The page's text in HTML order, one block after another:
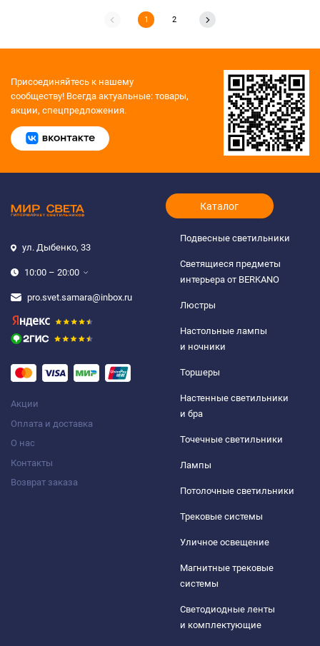
1 2
Присоединяйтесь к нашему
сообществу! Всегда актуальные: товары,
акции, спецпредложения.
ул. Дыбенко, 33
10:00 – 20:00
pro.svet.samara@inbox.ru
Акции
Оплата и доставка
О нас
Контакты
Возврат заказа
Каталог
Подвесные светильники
Светящиеся предметы
интерьера от BERKANO
Люстры
Настольные лампы
и ночники
Торшеры
Настенные светильники
и бра
Точечные светильники
Лампы
Потолочные светильники
Трековые системы
Уличное освещение
Магнитные трековые
системы
Светодиодные ленты
и комплектующие